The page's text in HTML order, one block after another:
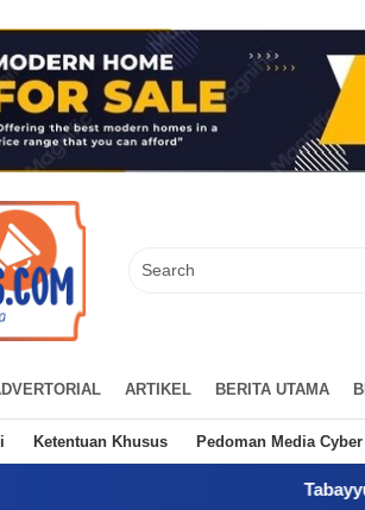
ARTIKEL BERITA UTAMA
Ketentuan Khusus Pedoman Media Cyber
Tabayyun di MUI DKI